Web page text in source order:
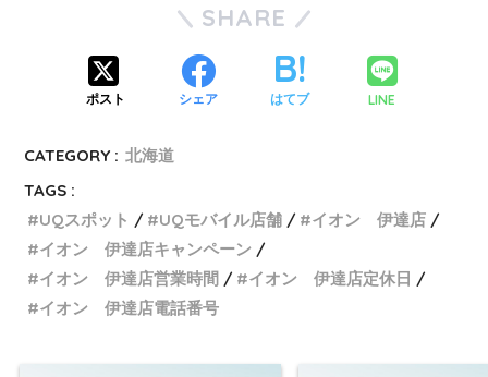
SHARE
ポスト シェア はてブ LINE
CATEGORY : 北海道
TAGS :
UQスポット
UQモバイル店舗
イオン 伊達店
イオン 伊達店キャンペーン
イオン 伊達店営業時間
イオン 伊達店定休日
イオン 伊達店電話番号